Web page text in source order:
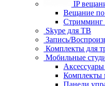
IP
Вещание по
Стримминг
Skype для ТВ
Запись/
Комплекты для
Мобильные
Комплекты
Панели